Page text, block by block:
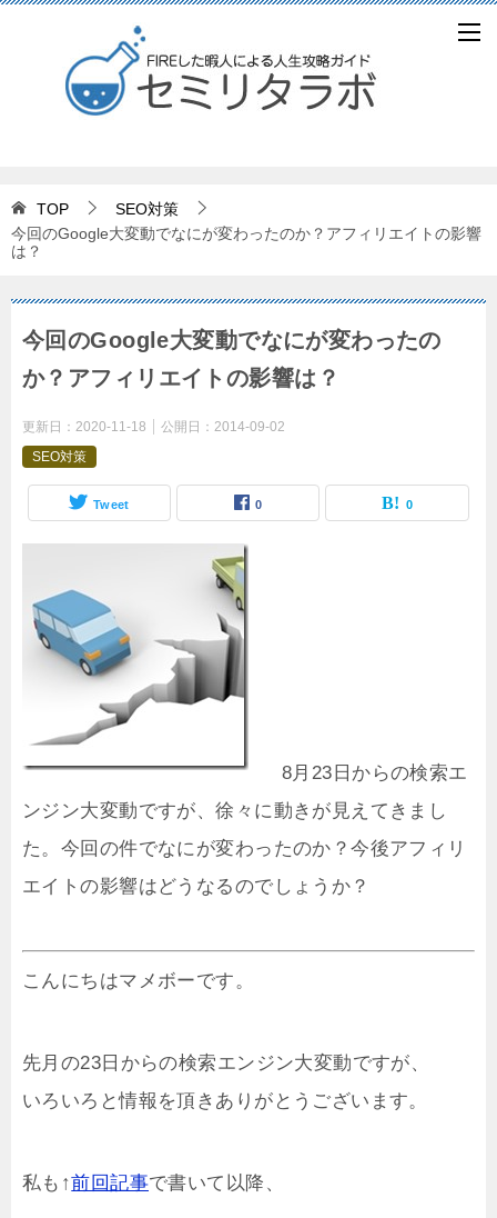
TOP
SEO対策
今回のGoogle大変動でなにが変わったのか？アフィリエイトの影響
は？
今回のGoogle大変動でなにが変わったの
か？アフィリエイトの影響は？
更新日： 2020-11-18 公開日： 2014-09-02
SEO対策
Tweet 0 0
8月23日からの検索エ
ンジン大変動ですが、徐々に動きが見えてきまし
た。今回の件でなにが変わったのか？今後アフィリ
エイトの影響はどうなるのでしょうか？
こんにちはマメボーです。
先月の23日からの検索エンジン大変動ですが、
いろいろと情報を頂きありがとうございます。
私も↑前回記事で書いて以降、